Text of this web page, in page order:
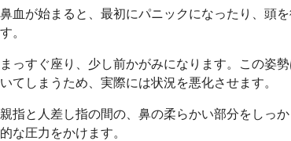
鼻血が始まると、最初にパニックになったり、頭
す。
まっすぐ座り、少し前かがみになります。この姿
いてしまうため、実際には状況を悪化させます。
親指と人差し指の間の、鼻の柔らかい部分をしっ
的な圧力をかけます。